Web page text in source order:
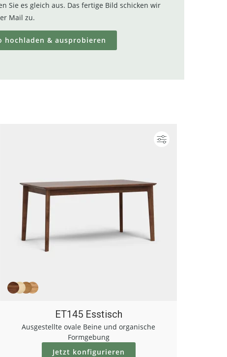
Sie es gleich aus. Das fertige Bild schicken wir
Mail zu.
hochladen & ausprobieren
ET145 Esstisch
Ausgestellte ovale Beine und organische
Formgebung
Jetzt konfigurieren